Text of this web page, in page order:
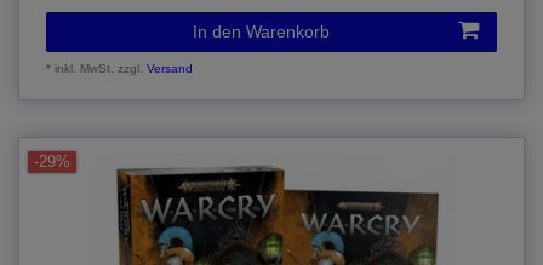
In den Warenkorb
*inkl. MwSt. zzgl.Versand
-29%